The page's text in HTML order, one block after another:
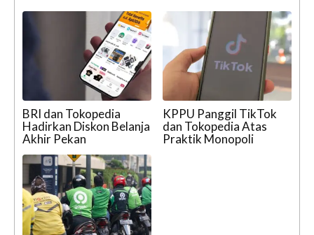
BRI dan Tokopedia
Hadirkan Diskon Belanja
Akhir Pekan
KPPU Panggil TikTok
dan Tokopedia Atas
Praktik Monopoli